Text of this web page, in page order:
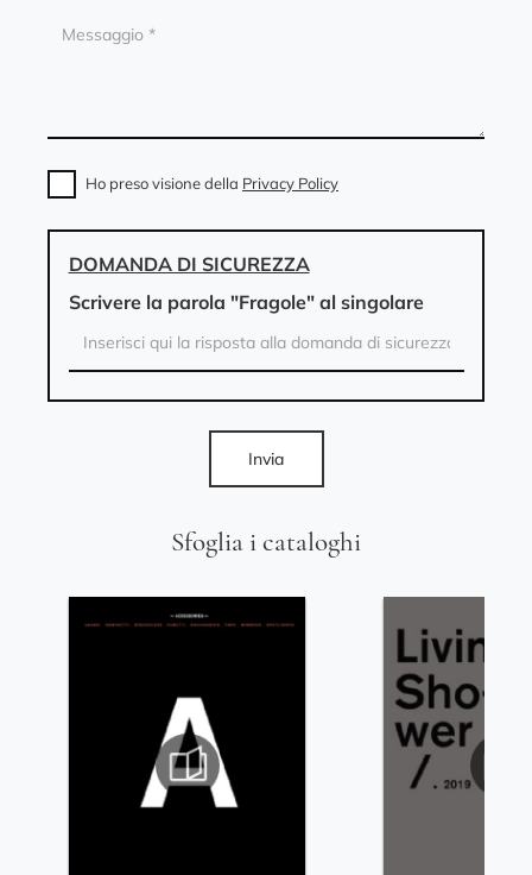
Sfoglia i cataloghi
Ho preso visione della Privacy Policy
DOMANDA DI SICUREZZA
Scrivere la parola "Fragole" al singolare
Invia